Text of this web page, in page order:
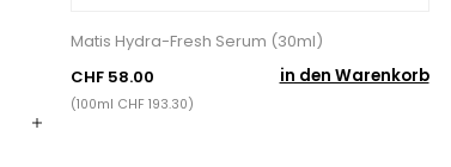
Matis Hydra-Fresh Serum (30ml)
CHF 58.00
in den Warenkorb
(100ml CHF 193.30)